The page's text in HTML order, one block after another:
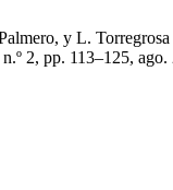
y L.
2, pp. 113–125, ago.